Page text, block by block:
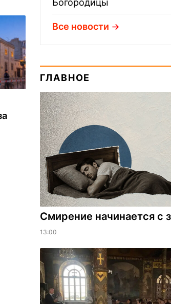
Богородицы
Все новости
ГЛАВНОЕ
Смирение начинается с
13:00